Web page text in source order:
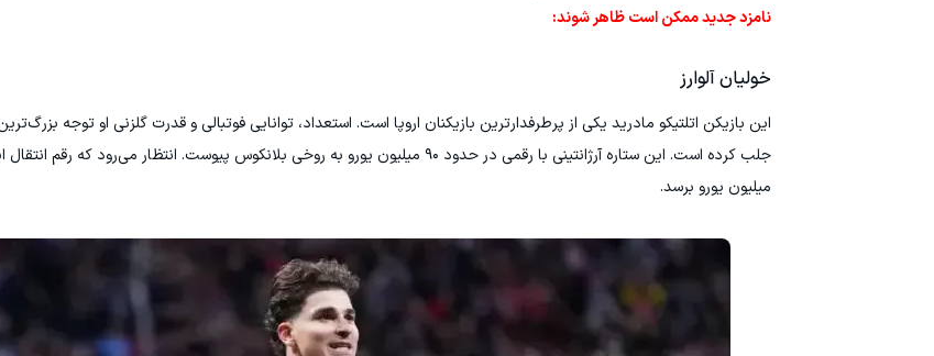
نامزد جدید ممکن است ظاهر شوند:
خولیان آلوارز
این بازیکن اتلتیکو مادرید یکی از پرطرفدارترین بازیکنان اروپا است. استعداد، توانایی فوتبالی و قدرت گلزنی او توجه
میلیون یورو برسد.